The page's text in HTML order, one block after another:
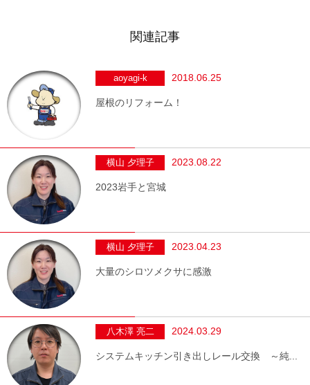
関連記事
aoyagi-k 2018.06.25
屋根のリフォーム！
横山 夕理子 2023.08.22
2023岩手と宮城
横山 夕理子 2023.04.23
大量のシロツメクサに感激
八木澤 亮二 2024.03.29
システムキッチン引き出しレール交換 ～純...